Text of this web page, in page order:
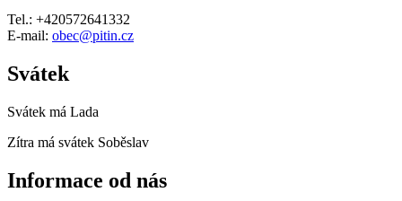
Tel.: +420572641332
E-mail: obec@pitin.cz
Svátek
Svátek má Lada
Zítra má svátek Soběslav
Informace od nás